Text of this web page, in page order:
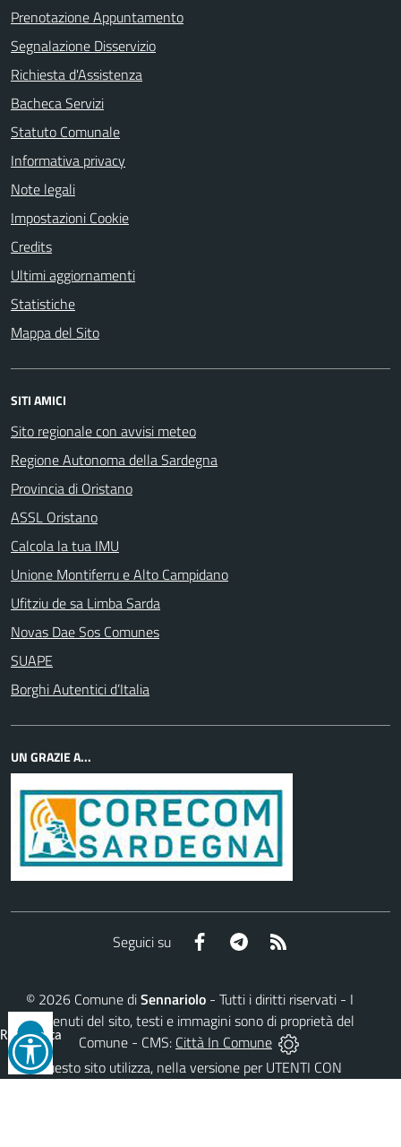
Prenotazione Appuntamento
Segnalazione Disservizio
Richiesta d'Assistenza
Bacheca Servizi
Statuto Comunale
Informativa privacy
Note legali
Impostazioni Cookie
Credits
Ultimi aggiornamenti
Statistiche
Mappa del Sito
SITI AMICI
Sito regionale con avvisi meteo
Regione Autonoma della Sardegna
Provincia di Oristano
ASSL Oristano
Calcola la tua IMU
Unione Montiferru e Alto Campidano
Ufitziu de sa Limba Sarda
Novas Dae Sos Comunes
SUAPE
Borghi Autentici d’Italia
UN GRAZIE A...
Seguici su Facebook Telegram
© 2026 Comune diSennariolo - Tutti i diritti riservati - I
contenuti del sito, testi e immagini sono di proprietà del
Comune - CMS: Città In Comune
Questo sito utilizza, nella versione per UTENTI CON
Reimposta
tutto